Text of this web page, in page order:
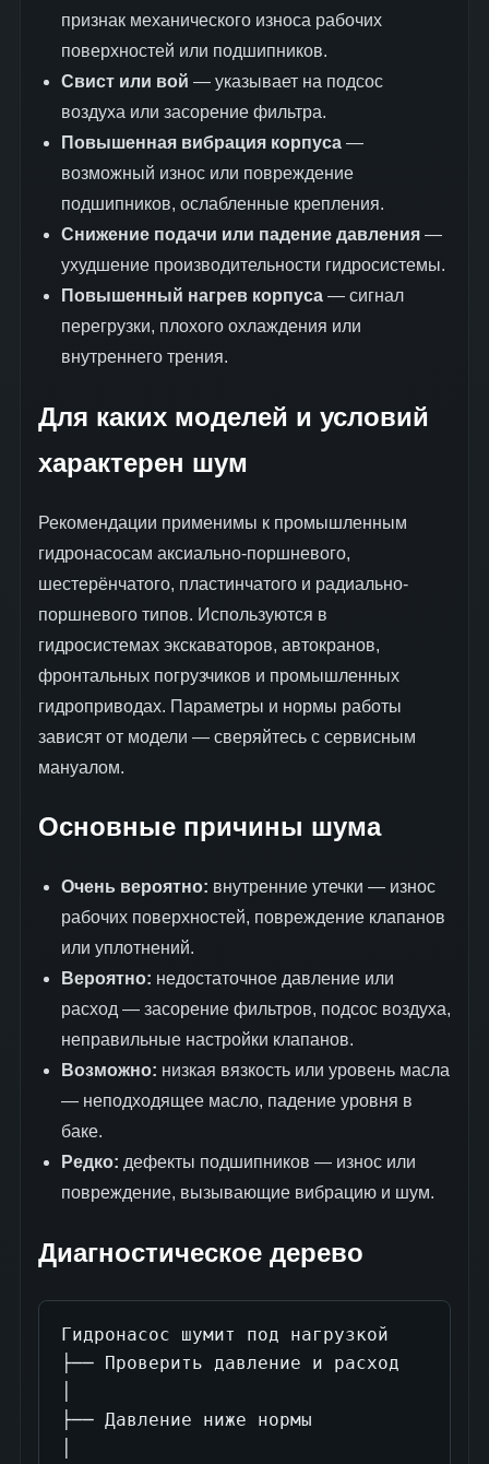
признак механического износа рабочих
поверхностей или подшипников.
Свист или вой — указывает на подсос
воздуха или засорение фильтра.
Повышенная вибрация корпуса—
возможный износ или повреждение
подшипников, ослабленные крепления.
Снижение подачи или падение давления—
ухудшение производительности гидросистемы.
Повышенный нагрев корпуса— сигнал
перегрузки, плохого охлаждения или
внутреннего трения.
Для каких моделей и условий
характерен шум
Рекомендации применимы к промышленным
гидронасосам аксиально-поршневого,
шестерёнчатого, пластинчатого и радиально-
поршневого типов. Используются в
гидросистемах экскаваторов, автокранов,
фронтальных погрузчиков и промышленных
гидроприводах. Параметры и нормы работы
зависят от модели — сверяйтесь с сервисным
мануалом.
Основные причины шума
Очень вероятно: внутренние утечки — износ
рабочих поверхностей, повреждение клапанов
или уплотнений.
Вероятно: недостаточное давление или
расход — засорение фильтров, подсос воздуха,
неправильные настройки клапанов.
Возможно: низкая вязкость или уровень масла
— неподходящее масло, падение уровня в
баке.
Редко: дефекты подшипников — износ или
повреждение, вызывающие вибрацию и шум.
Диагностическое дерево
Гидронасос шумит под нагрузкой
├── Проверить давление и расход
├── Давление ниже нормы